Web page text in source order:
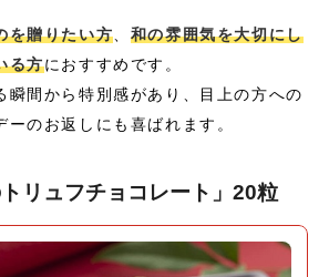
を贈りたい方
和の雰囲気を大切にし
る方におすすめです。
瞬間から特別感があり、目上の方への
のお返しにも喜ばれます。
リュフチョコレート」20粒